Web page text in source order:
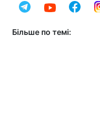
Більше по темі: